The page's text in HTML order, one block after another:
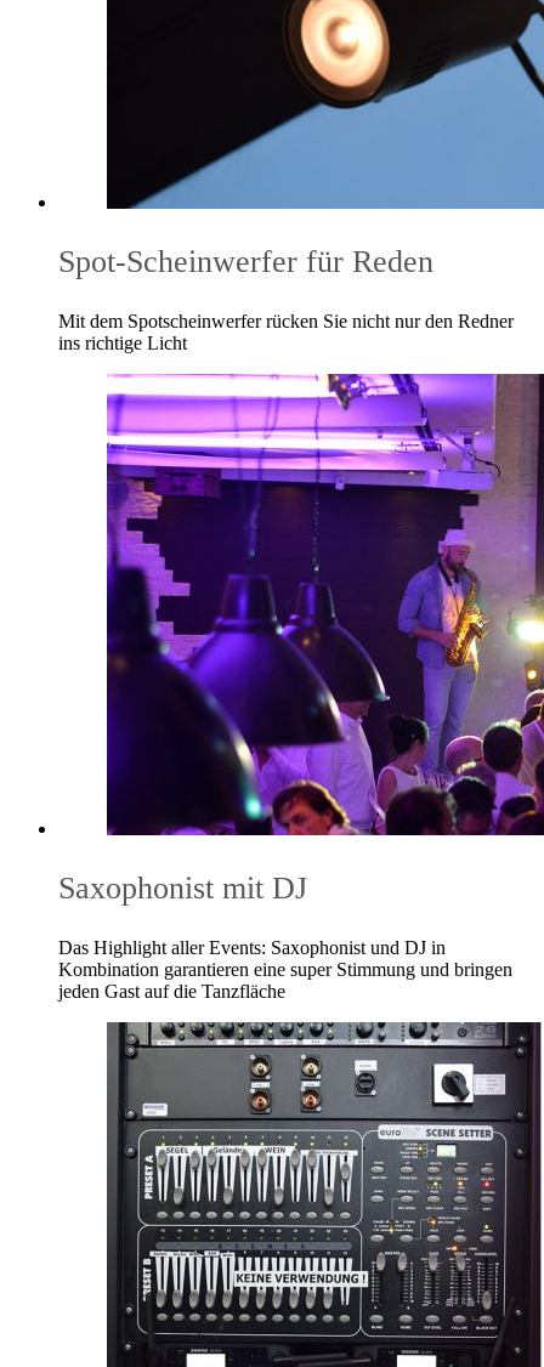
Spot-Scheinwerfer für Reden
Mit dem Spotscheinwerfer rücken Sie nicht nur den Redner
ins richtige Licht
Saxophonist mit DJ
Das Highlight aller Events: Saxophonist und DJ in
Kombination garantieren eine super Stimmung und bringen
jeden Gast auf die Tanzfläche